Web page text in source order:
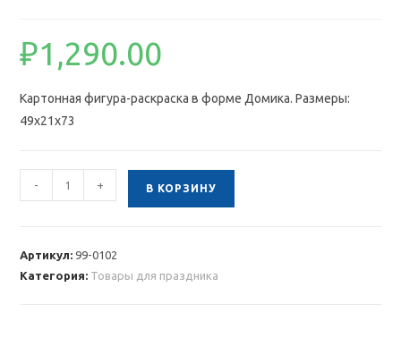
₽1,290.00
Картонная фигура-раскраска в форме Домика. Размеры:
49х21х73
Количество
товара
- + В КОРЗИНУ
Артикул:99-0102
Категория: Товары для праздника